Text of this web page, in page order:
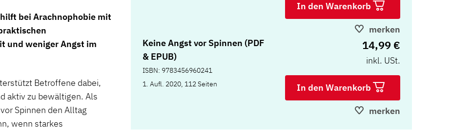
In den Warenkorb
merken
Keine Angst vor Spinnen (PDF
& EPUB)
ISBN: 9783456960241
1. Aufl. 2020, 112 Seiten
14,99 €
inkl. USt.
In den Warenkorb
merken
bei Arachnophobie mit
und weniger Angst im
Betroffene dabei,
aktiv zu bewältigen. Als
Spinnen den Alltag
wenn starkes